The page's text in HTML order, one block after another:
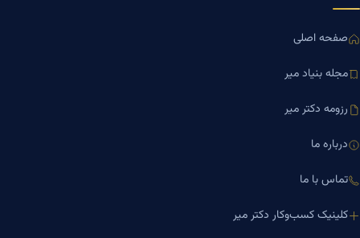
صفحه اصلی
مجله بنیاد میر
رزومه دکتر میر
درباره ما
تماس با ما
کلینیک کسب‌وکار دکتر میر